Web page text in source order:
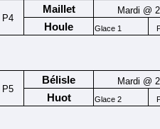
P4
Maillet Mardi @
Houle Glace 1
P5
Bélisle Mardi @
Huot Glace 2